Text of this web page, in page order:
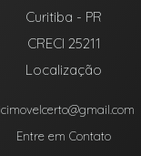
Curitiba - PR
CRECI 25211
Localização
Entre em Contato